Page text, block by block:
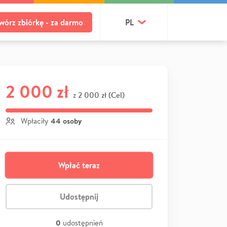
zbiórkę - za darmo PL
2 000 zł z 2 000 zł (Cel)
Wpłaciły 44 osoby
Wpłać teraz
Udostępnij
0 udostępnień